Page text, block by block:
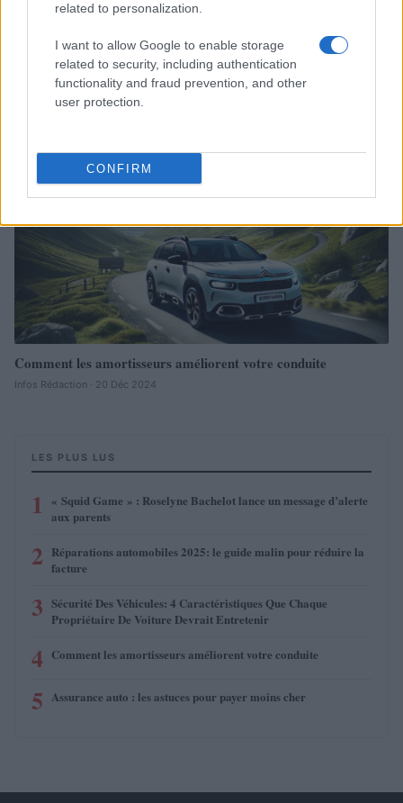
related to personalization.
I want to allow Google to enable storage
related to security, including authentication
functionality and fraud prevention, and other
user protection.
CONFIRM
Sécurité Des Véhicules: 4 Caractéristiques Que Chaque
Redazione Online · 28 Fév 2025
Comment les amortisseurs améliorent votre conduite
Infos Rédaction · 20 Déc 2024
LES PLUS LUS
1
« Squid Game » : Roselyne Bachelot lance un message d’alerte
aux parents
2 Réparations automobiles 2025: le guide malin pour réduire la
facture
3 Sécurité Des Véhicules: 4 Caractéristiques Que Chaque
Propriétaire De Voiture Devrait Entretenir
4 Comment les amortisseurs améliorent votre conduite
5 Assurance auto : les astuces pour payer moins cher